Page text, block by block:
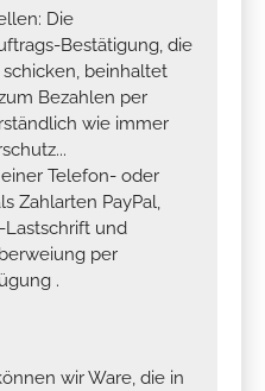
Die
Bestätigung, die
beinhaltet
Bezahlen per
wie immer
Telefon- oder
Zahlarten PayPal,
Lastschrift und
per
.
wir Ware, die in